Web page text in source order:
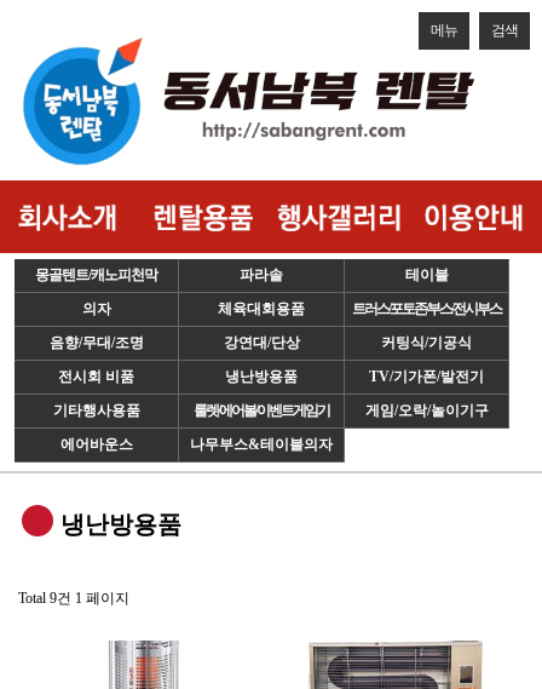
메뉴 검색
몽골텐트/캐노피천막 파라솔
테이블
의자
체육대회용품
트러스/포토존/부스/전시부스
음향/무대/조명
강연대/단상
커팅식/기공식
전시회 비품
냉난방용품
TV/기가폰/발전기
기타행사용품
룰렛/에어볼/이벤트게임기
게임/오락/놀이기구
에어바운스
나무부스&테이블의자
냉난방용품
Total 9건 1 페이지